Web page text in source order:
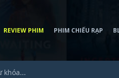
REVIEW PHIM PHIM CHIẾU RẠP